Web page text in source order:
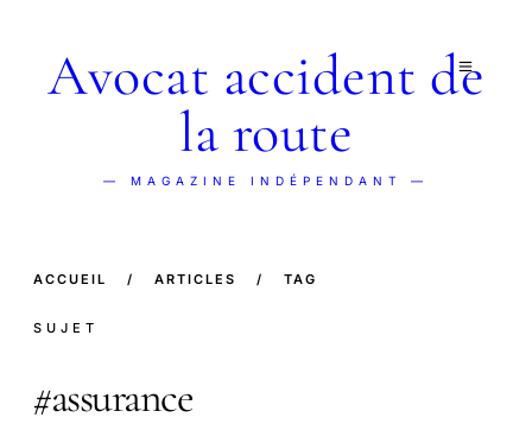
Avocat accident de
la route
— MAGAZINE INDÉPENDANT —
ACCUEIL / ARTICLES / TAG
SUJET
#assurance